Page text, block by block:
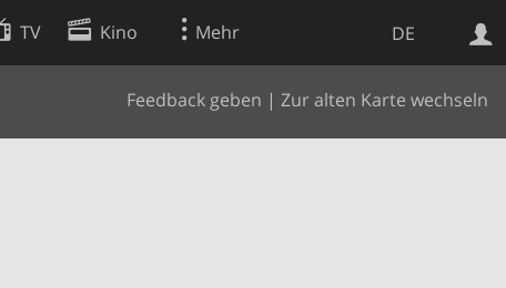
DE
TV Kino Mehr
Feedback geben | Zur alten Karte wechseln
Websuche